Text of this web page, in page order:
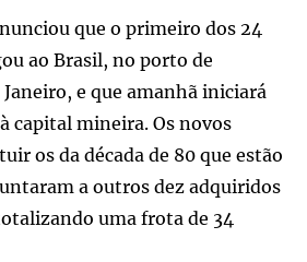
que o primeiro dos 24
ao Brasil, no porto de
e que amanhã iniciará
capital mineira. Os novos
os da década de 80 que estão
a outros dez adquiridos
uma frota de 34